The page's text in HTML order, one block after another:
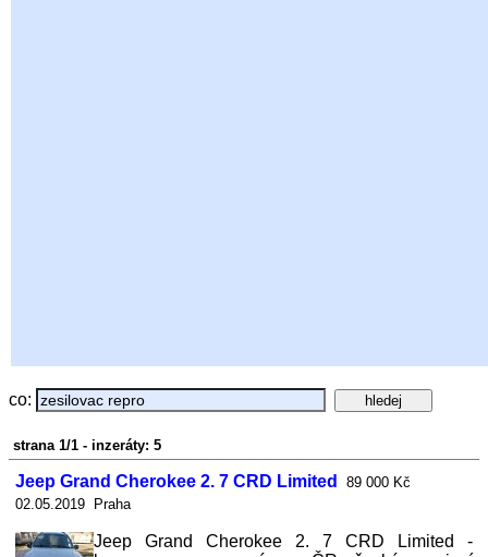
co:
strana 1/1 - inzeráty: 5
Jeep Grand Cherokee 2. 7 CRD Limited
89 000 Kč
02.05.2019 Praha
Jeep Grand Cherokee 2. 7 CRD Limited -